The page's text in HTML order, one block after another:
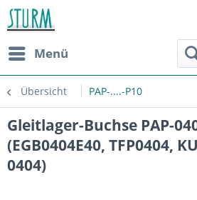
Menü
Übersicht PAP-....-P10
Gleitlager-Buchse PAP-
(EGB0404E40, TFP0404,
0404)